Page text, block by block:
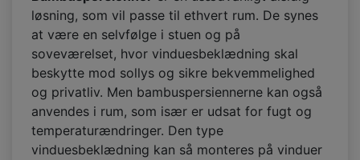
løsning, som vil passe til ethvert rum. De synes
at være en selvfølge i stuen og på
soveværelset, hvor vinduesbeklædning skal
beskytte mod sollys og sikre bekvemmelighed
og privatliv. Men bambuspersiennerne kan også
anvendes i rum, som især er udsat for fugt og
temperaturændringer. Den type
vinduesbeklædning kan så monteres på vinduer